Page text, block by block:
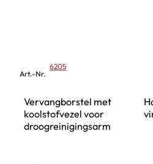
Art.-Nr.
6205
Vervangborstel met
koolstofvezel voor
droogreinigingsarm